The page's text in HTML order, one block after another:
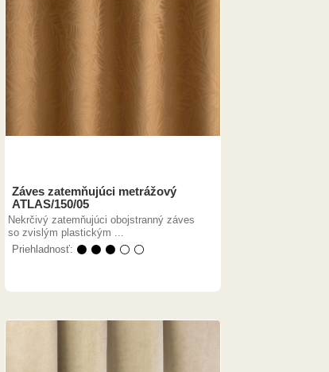
Záves zatemňujúci metrážový
ATLAS/150/05
Nekrčivý zatemňujúci obojstranný záves
so zvislým plastickým ...
Priehladnosť: ⚫ ⚫ ⚫ ⚪ ⚪